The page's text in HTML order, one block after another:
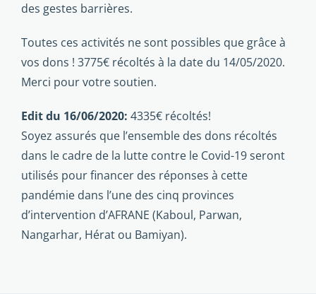
des gestes barrières.
Toutes ces activités ne sont possibles que grâce à
vos dons ! 3775€ récoltés à la date du 14/05/2020.
Merci pour votre soutien.
Edit du 16/06/2020: 4335€ récoltés!
Soyez assurés que l’ensemble des dons récoltés
dans le cadre de la lutte contre le Covid-19 seront
utilisés pour financer des réponses à cette
pandémie dans l’une des cinq provinces
d’intervention d’AFRANE (Kaboul, Parwan,
Nangarhar, Hérat ou Bamiyan).